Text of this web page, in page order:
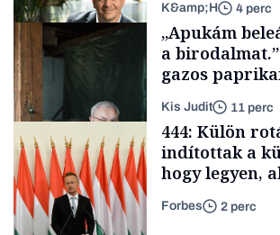
Energia
TÁMOGATÓI
K&amp;H 4 perc
Családi
vállalkozások
„Apukám
a
gazos
lett az igazi
fűszersztori
Kis Judit 11 perc
444: Külön
indítottak a
hogy legyen,
Szijjártó
Forbes 2 perc